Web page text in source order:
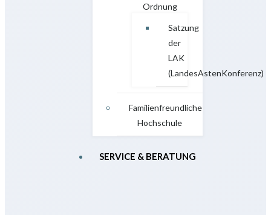
Ordnung
Satzung
der
LAK
(LandesAstenKonferenz)
Familienfreundliche
Hochschule
SERVICE & BERATUNG